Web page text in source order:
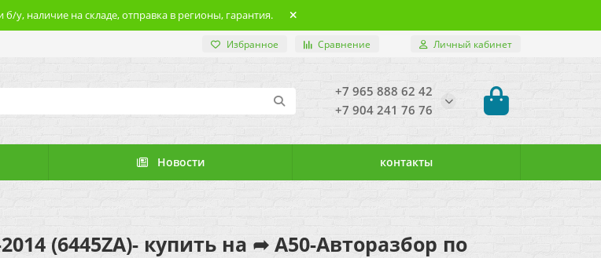
у, наличие на складе, отправка в регионы, гарантия.
Избранное Сравнение Личный кабинет
+7 965 888 62 42
+7 904 241 76 76
Новости контакты
(6445ZA)- купить на ➦ А50-Авторазбор по